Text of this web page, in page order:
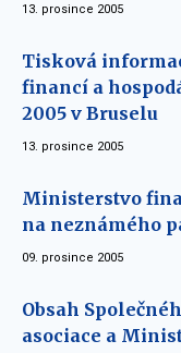
13. prosince 2005
Tisková
financí a
2005 v Bruselu
13. prosince 2005
Ministerstvo
na neznámého
09. prosince 2005
Obsah
asociace a